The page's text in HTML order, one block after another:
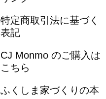
特定商取引法に基づく
表記
CJ Monmo のご購入は
こちら
ふくしま家づくりの本